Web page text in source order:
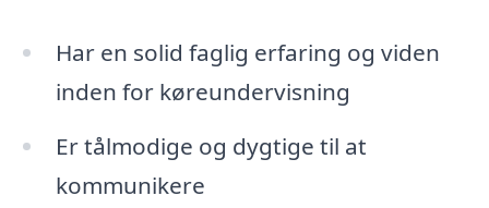
Har en solid faglig erfaring og viden
inden for køreundervisning
Er tålmodige og dygtige til at
kommunikere